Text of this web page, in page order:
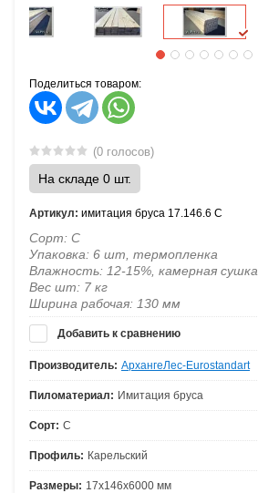
Поделиться товаром:
(0 голосов)
На складе 0 шт.
Артикул: имитация бруса 17.146.6 С
Сорт: С
Упаковка: 6 шт, термопленка
Влажность: 12-15%, камерная сушка
Вес шт: 7 кг
Ширина рабочая: 130 мм
Добавить к сравнению
Производитель: АрхангеЛес-Eurostandart
Пиломатериал: Имитация бруса
Сорт: С
Профиль: Карельский
Размеры: 17х146х6000 мм